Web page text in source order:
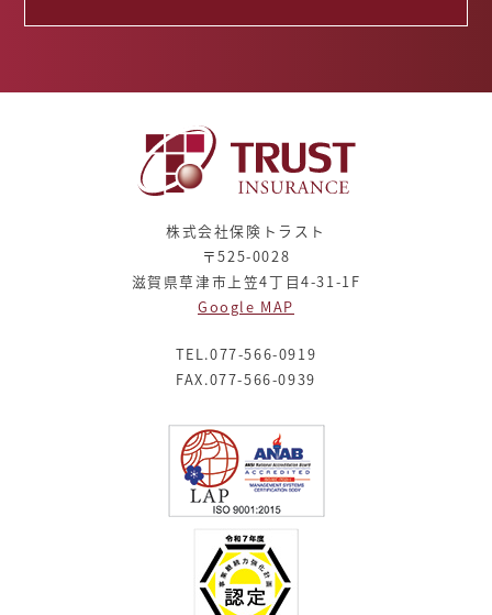
株式会社保険トラスト
〒525-0028
滋賀県草津市上笠4丁目4-31-1F
Google MAP
TEL.077-566-0919
FAX.077-566-0939